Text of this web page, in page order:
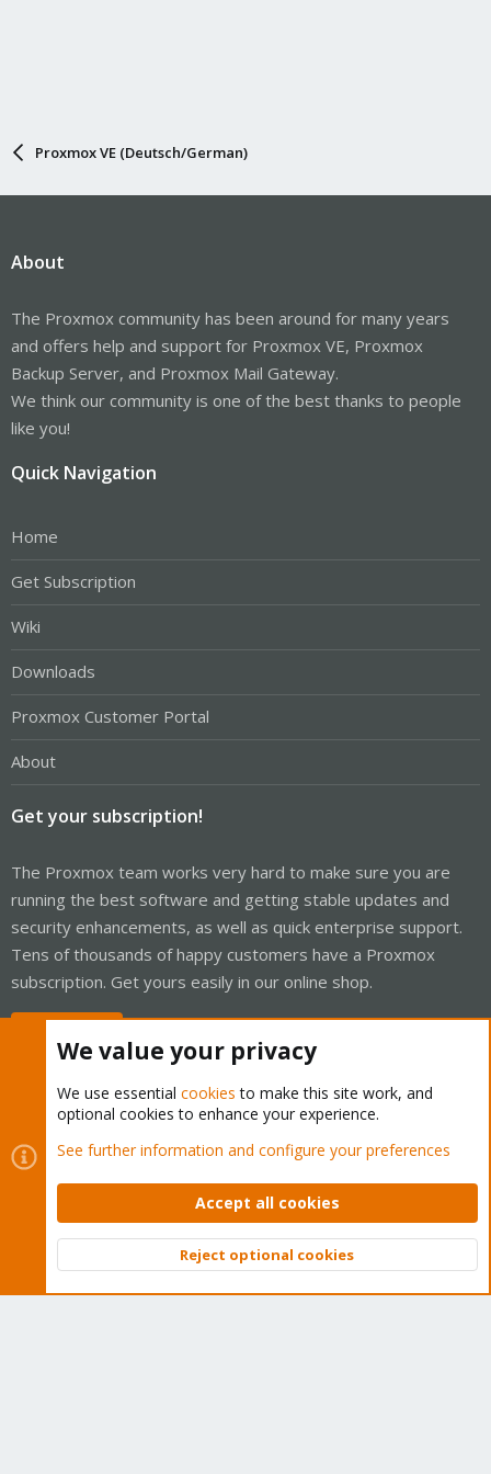
Proxmox VE (Deutsch/German)
About
The Proxmox community has been around for many years
and offers help and support for Proxmox VE, Proxmox
Backup Server, and Proxmox Mail Gateway.
We think our community is one of the best thanks to people
like you!
Quick Navigation
Home
Get Subscription
Wiki
Downloads
Proxmox Customer Portal
About
Get your subscription!
The Proxmox team works very hard to make sure you are
running the best software and getting stable updates and
security enhancements, as well as quick enterprise support.
Tens of thousands of happy customers have a Proxmox
subscription. Get yours easily in our online shop.
Cookies
Proxmox Support Forum - Light Mode
Contact us
Terms and rules Privacy policy Help Home
Community platform by XenForo © 2010-2026 XenForo Ltd.
Top
We value your privacy
We use essential cookies to make this site work, and
optional cookies to enhance your experience.
See further information and configure your preferences
Accept all cookies
Reject optional cookies